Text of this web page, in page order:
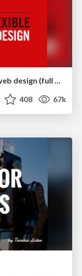
Fashionably flexible responsive web design (full day workshop)
408 67k